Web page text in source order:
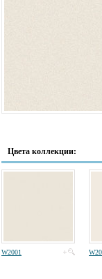
Цвета коллекции:
W2001